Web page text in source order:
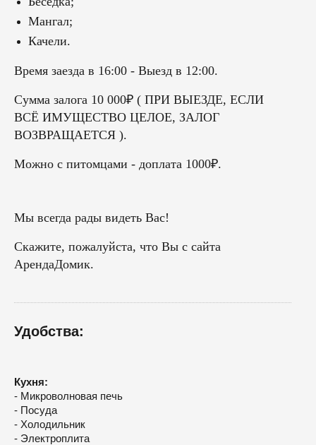
Мангал;
Качели.
Время заезда в 16:00 - Выезд в 12:00.
Сумма залога 10 000₽ ( ПРИ ВЫЕЗДЕ, ЕСЛИ
ВСЁ ИМУЩЕСТВО ЦЕЛОЕ, ЗАЛОГ
ВОЗВРАЩАЕТСЯ ).
Можно с питомцами - доплата 1000₽.
Мы всегда рады видеть Вас!
Скажите, пожалуйста, что Вы с сайта
АрендаДомик.
Удобства:
Кухня:
- Микроволновая печь
- Посуда
- Холодильник
- Электроплита